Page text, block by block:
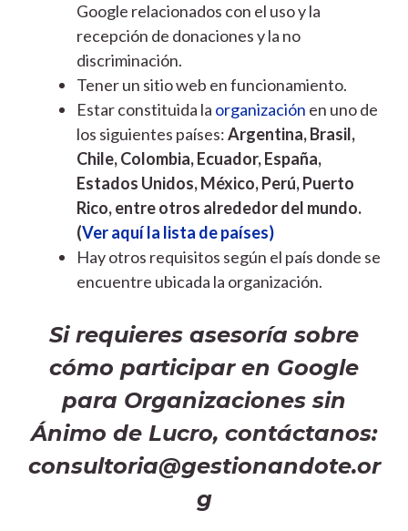
Google relacionados con el uso y la
recepción de donaciones y la no
discriminación.
Tener un sitio web en funcionamiento.
Estar constituida la organización en uno de
los siguientes países:Argentina, Brasil,
Chile, Colombia, Ecuador, España,
Estados Unidos, México, Perú, Puerto
Rico, entre otros alrededor del mundo.
(Ver aquí la lista de países)
Hay otros requisitos según el país donde se
encuentre ubicada la organización.
Si requieres asesoría sobre
cómo participar en Google
para Organizaciones sin
Ánimo de Lucro, contáctanos:
consultoria@gestionandote.or
g